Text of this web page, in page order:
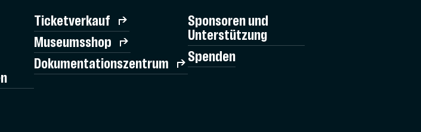
Ticketverkauf
Museumsshop
Dokumentationszentrum
Sponsoren und
Unterstützung
Spenden